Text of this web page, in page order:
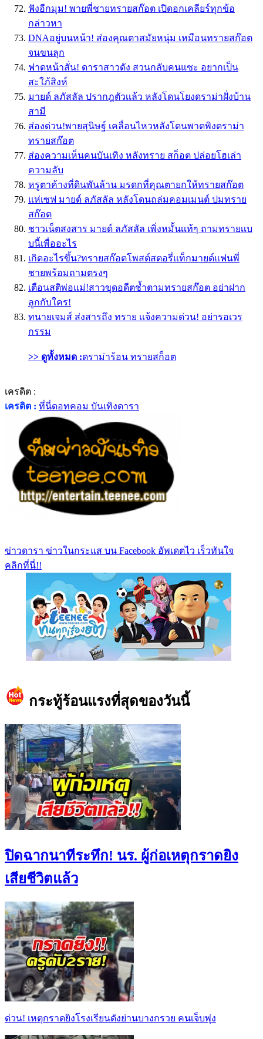
ฟังอีกมุม! พายพี่ชายทรายสก๊อต เปิดอกเคลียร์ทุกข้อ
กล่าวหา
DNAอยู่บนหน้า! ส่องคุณตาสมัยหนุ่ม เหมือนทรายสก๊อต
จนขนลุก
ฟาดหน้าสั่น! ดาราสาวดัง สวนกลับคนแซะ อยากเป็น
สะใภ้สิงห์
มายด์ ลภัสลัล ปรากฎตัวเเล้ว หลังโดนโยงดราม่าฝั่งบ้าน
สามี
ส่องด่วน!พายสุนิษฐ์ เคลื่อนไหวหลังโดนพาดพิงดราม่า
ทรายสก๊อต
ส่องความเห็นคนบันเทิง หลังทราย สก็อต ปล่อยโฮเล่า
ความลับ
หรูตาค้างที่ดินพันล้าน มรดกที่คุณตายกให้ทรายสก๊อต
แห่เซฟ มายด์ ลภัสลัล หลังโดนถล่มคอมเมนต์ ปมทราย
สก๊อต
ชาวเน็ตสงสาร มายด์ ลภัสลัล เพิ่งหมั้นเเท้ๆ ถามทรายเเบ
บนี้เพื่ออะไร
เกิดอะไรขึ้น?ทรายสก๊อตโพสต์สตอรี่แท็กมายด์แฟนพี่
ชายพร้อมถามตรงๆ
เตือนสติพ่อแม่!สาวขุดอดีตช้ำตามทรายสก๊อต อย่าฝาก
ลูกกับใคร!
ทนายเจมส์ ส่งสารถึง ทราย เเจ้งความด่วน! อย่ารอเวร
กรรม
>> ดูทั้งหมด :ดราม่าร้อน ทรายสก็อต
เครดิต :
เครดิต : ที่นี่ดอทคอม บันเทิงดารา
ข่าวดารา ข่าวในกระแส บน Facebook อัพเดตไว เร็วทันใจ
คลิกที่นี่!!
กระทู้ร้อนแรงที่สุดของวันนี้
ปิดฉากนาทีระทึก! นร. ผู้ก่อเหตุกราดยิง
เสียชีวิตแล้ว
ด่วน! เหตุกราดยิงโรงเรียนดังย่านบางกรวย คนเจ็บพุ่ง